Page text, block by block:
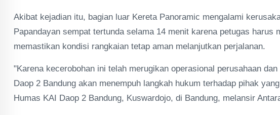
Akibat kejadian itu, bagian luar Kereta Panoramic mengalami
Papandayan sempat tertunda selama 14 menit karena petugas harus
memastikan kondisi rangkaian tetap aman melanjutkan perjalanan.
"Karena kecerobohan ini telah merugikan operasional perusahaan
Daop 2 Bandung akan menempuh langkah hukum terhadap pihak
Humas KAI Daop 2 Bandung, Kuswardojo, di Bandung, melansir